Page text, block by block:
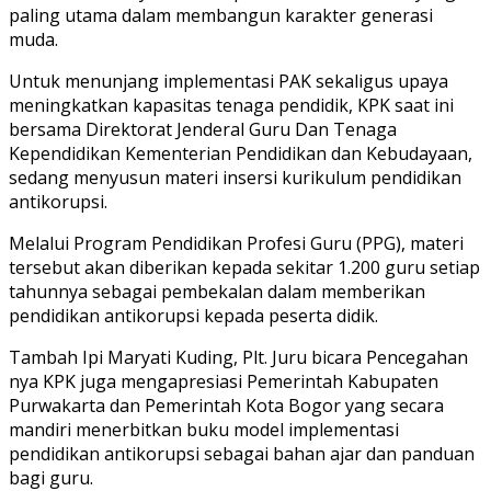
paling utama dalam membangun karakter generasi
muda.
Untuk menunjang implementasi PAK sekaligus upaya
meningkatkan kapasitas tenaga pendidik, KPK saat ini
bersama Direktorat Jenderal Guru Dan Tenaga
Kependidikan Kementerian Pendidikan dan Kebudayaan,
sedang menyusun materi insersi kurikulum pendidikan
antikorupsi.
Melalui Program Pendidikan Profesi Guru (PPG), materi
tersebut akan diberikan kepada sekitar 1.200 guru setiap
tahunnya sebagai pembekalan dalam memberikan
pendidikan antikorupsi kepada peserta didik.
Tambah Ipi Maryati Kuding, Plt. Juru bicara Pencegahan
nya KPK juga mengapresiasi Pemerintah Kabupaten
Purwakarta dan Pemerintah Kota Bogor yang secara
mandiri menerbitkan buku model implementasi
pendidikan antikorupsi sebagai bahan ajar dan panduan
bagi guru.